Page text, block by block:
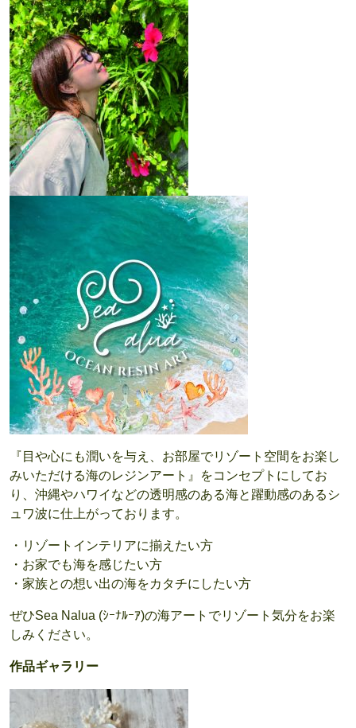
『目や心にも潤いを与え、お部屋でリゾート空間をお楽し
みいただける海のレジンアート』をコンセプトにしてお
り、沖縄やハワイなどの透明感のある海と躍動感のあるシ
ュワ波に仕上がっております。
・リゾートインテリアに揃えたい方
・お家でも海を感じたい方
・家族との想い出の海をカタチにしたい方
ぜひSea Nalua (ｼｰﾅﾙｰｱ)の海アートでリゾート気分をお楽
しみください。
作品ギャラリー